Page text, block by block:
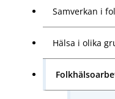
Samverkan i
Hälsa i olika